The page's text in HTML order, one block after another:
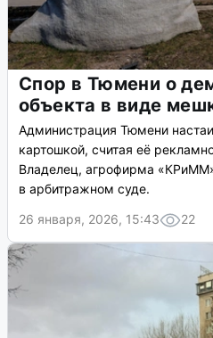
Спор в Тюмени о
объекта в виде
Администрация Тюмени
картошкой, считая её
Владелец, агрофирма
в арбитражном суде.
26 января, 2026, 15:43
22